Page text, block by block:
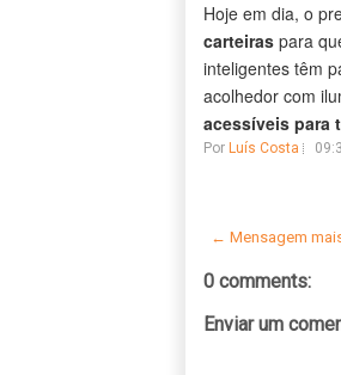
Hoje em dia, o
carteiraspara
inteligentes têm
acolhedor com
acessíveis para
Por Luís Costa
← Mensagem
0 comments:
Enviar um